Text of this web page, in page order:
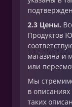
2.3 Цены.
Продуктов
магазина и
или
Мы
в
таких